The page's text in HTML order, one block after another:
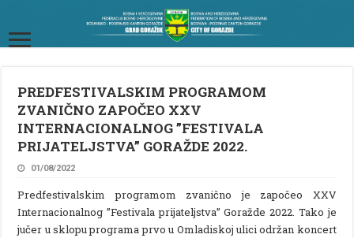
PREDFESTIVALSKIM PROGRAMOM
ZVANIČNO ZAPOČEO XXV
INTERNACIONALNOG ”FESTIVALA
PRIJATELJSTVA” GORAŽDE 2022.
01/08/2022
Predfestivalskim programom zvanično je započeo XXV
Internacionalnog ”Festivala prijateljstva” Goražde 2022. Tako je
jučer u sklopu programa prvo u Omladiskoj ulici održan koncert